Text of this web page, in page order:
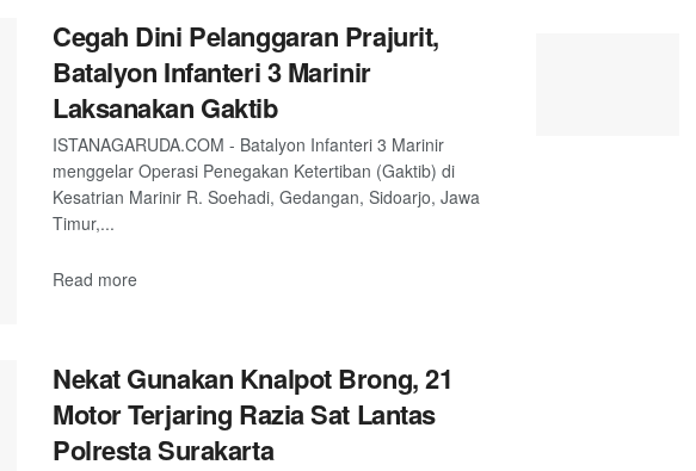
Cegah Dini Pelanggaran Prajurit,
Batalyon Infanteri 3 Marinir
Laksanakan Gaktib
ISTANAGARUDA.COM - Batalyon Infanteri 3 Marinir
menggelar Operasi Penegakan Ketertiban (Gaktib) di
Kesatrian Marinir R. Soehadi, Gedangan, Sidoarjo, Jawa
Timur,...
Read more
Nekat Gunakan Knalpot Brong, 21
Motor Terjaring Razia Sat Lantas
Polresta Surakarta